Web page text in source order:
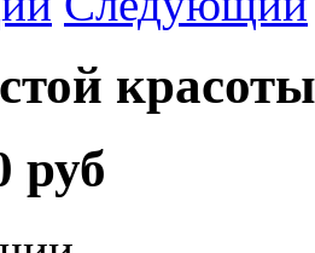
красоты
руб